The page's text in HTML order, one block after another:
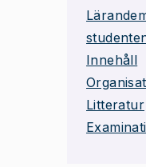
Innehåll
Litteratur